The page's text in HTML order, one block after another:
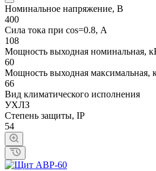
Номинальное напряжение, В
400
Сила тока при cos=0.8, А
108
Мощность выходная номинальная,
60
Мощность выходная максимальная,
66
Вид климатического исполнения
УХЛЗ
Степень защиты, IP
54